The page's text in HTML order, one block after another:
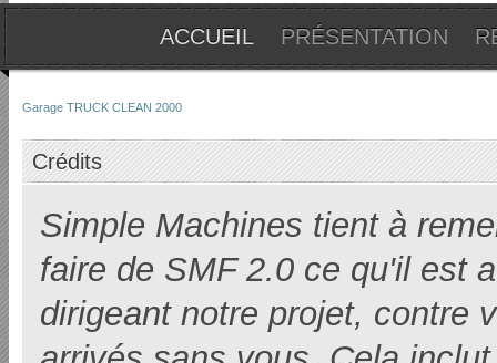
ACCUEIL PRÉSENTATION
Garage TRUCK CLEAN 2000
Crédits
Simple Machines tient à
faire de SMF 2.0 ce qu'il est
dirigeant notre projet, contre